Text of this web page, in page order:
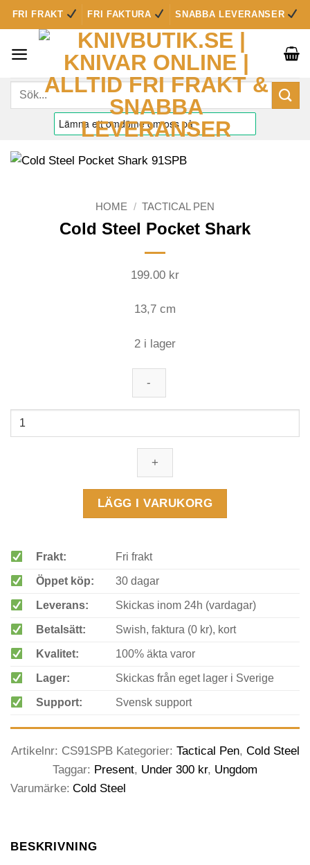
Skip
to
content
FRI FRAKT FRI FAKTURA SNABBA LEVERANSER
Sök
HOME / TACTICAL PEN
Cold Steel Pocket Shark
199.00 kr
13,7 cm
2 i lager
Cold
LÄGG I VARUKORG
Frakt: Fri frakt
Öppet köp: 30 dagar
Leverans: Skickas inom 24h (vardagar)
Betalsätt: Swish, faktura (0 kr), kort
Kvalitet: 100% äkta varor
Lager: Skickas från eget lager i Sverige
Support: Svensk support
Artikelnr: CS91SPB Kategorier: Tactical Pen, Cold Steel
Taggar: Present, Under 300 kr, Ungdom
Varumärke: Cold Steel
BESKRIVNING